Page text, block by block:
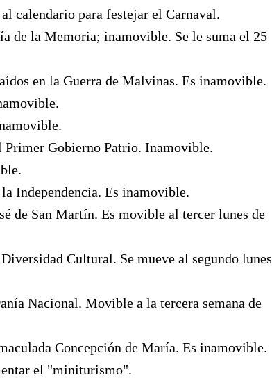
calendario para festejar el Carnaval.
de la Memoria; inamovible. Se le suma el 25
en la Guerra de Malvinas. Es inamovible.
Gobierno Patrio. Inamovible.
Independencia. Es inamovible.
de San Martín. Es movible al tercer lunes de
Cultural. Se mueve al segundo lunes
Nacional. Movible a la tercera semana de
Concepción de María. Es inamovible.
el "miniturismo".